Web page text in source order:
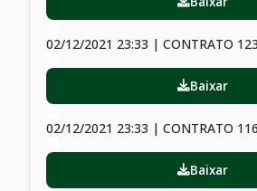
02/12/2021 23:33 | CONTRATO
Baixar
02/12/2021 23:33 | CONTRATO
Baixar